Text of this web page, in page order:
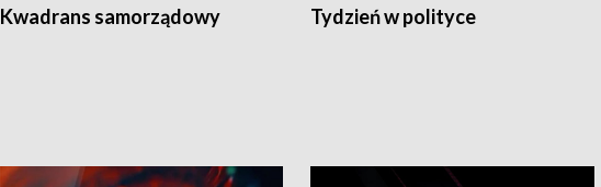
Kwadrans samorządowy Tydzień w polityce